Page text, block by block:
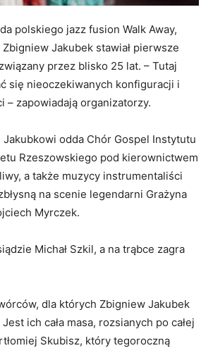
polskiego jazz fusion Walk Away,
Jakubek stawiał pierwsze
przez blisko 25 lat. – Tutaj
się nieoczekiwanych konfiguracji i
– zapowiadają organizatorzy.
Jakubkowi odda Chór Gospel Instytutu
Rzeszowskiego pod kierownictwem
a także muzycy instrumentaliści
na scenie legendarni Grażyna
Myrczek.
Michał Szkil, a na trąbce zagra
dla których Zbigniew Jakubek
ich cała masa, rozsianych po całej
Skubisz, który tegoroczną